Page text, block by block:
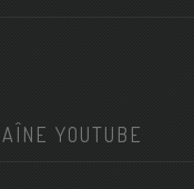
YOUTUBE